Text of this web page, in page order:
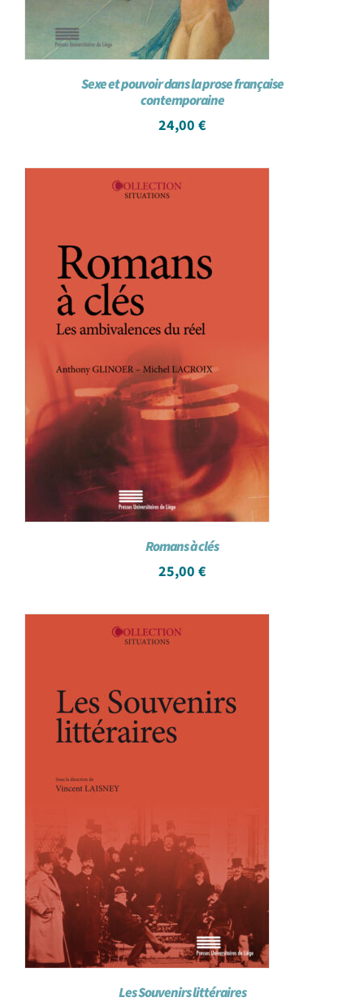
Sexe et pouvoir dans la prose française
contemporaine
24,00 €
Romans à clés
25,00 €
Les Souvenirs littéraires